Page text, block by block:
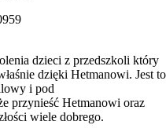
dzieci z przedszkoli który
dzięki Hetmanowi. Jest to
i pod
przynieść Hetmanowi oraz
wiele dobrego.